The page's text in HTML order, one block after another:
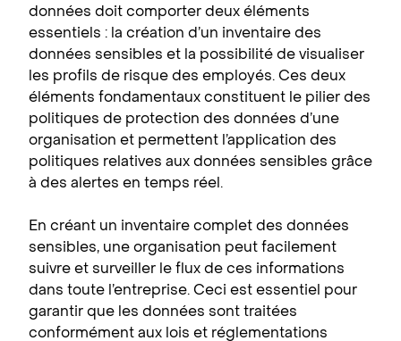
données doit comporter deux éléments
essentiels : la création d’un inventaire des
données sensibles et la possibilité de visualiser
les profils de risque des employés. Ces deux
éléments fondamentaux constituent le pilier des
politiques de protection des données d’une
organisation et permettent l’application des
politiques relatives aux données sensibles grâce
à des alertes en temps réel.
En créant un inventaire complet des données
sensibles, une organisation peut facilement
suivre et surveiller le flux de ces informations
dans toute l’entreprise. Ceci est essentiel pour
garantir que les données sont traitées
conformément aux lois et réglementations